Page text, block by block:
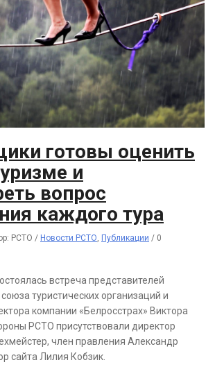
готовы оценить
и
вопрос
каждого тура
РСТО / Новости РСТО Публикации / 0
встреча представителей
туристических организаций и
компании «Белросстрах» Виктора
РСТО присутствовали директор
член правления Александр
сайта Лилия Кобзик.